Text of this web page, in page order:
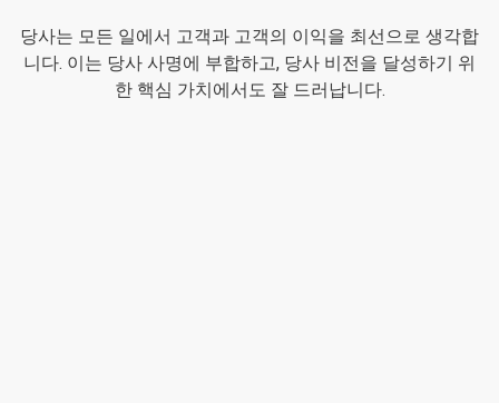
사
의
가
당사의 가치
당사는 모든 일에서 고객과 고객의 이익을 최선으로 생각합
니다. 이는 당사 사명에 부합하고, 당사 비전을 달성하기 위
한 핵심 가치에서도 잘 드러납니다.